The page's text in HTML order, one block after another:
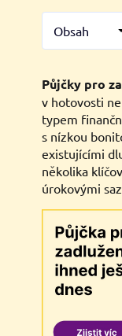
Obsah
Půjčky pro
v hotovosti
typem
s nízkou
existujícími
několika
úrokovými